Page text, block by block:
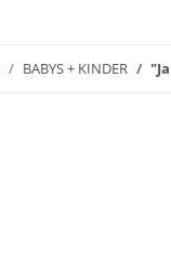
BABYS + KINDER